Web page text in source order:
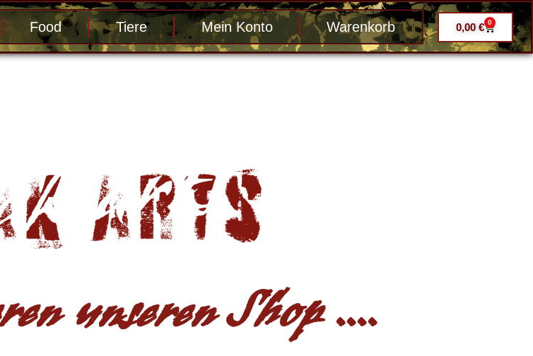
Food Tiere Mein Konto Warenkorb 0,00 € 0
unseren Shop ....